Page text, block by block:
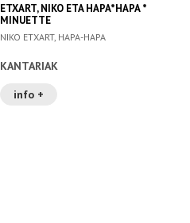
ETXART, NIKO ETA HAPA*HAPA *
MINUETTE
NIKO ETXART, HAPA-HAPA
KANTARIAK
info +